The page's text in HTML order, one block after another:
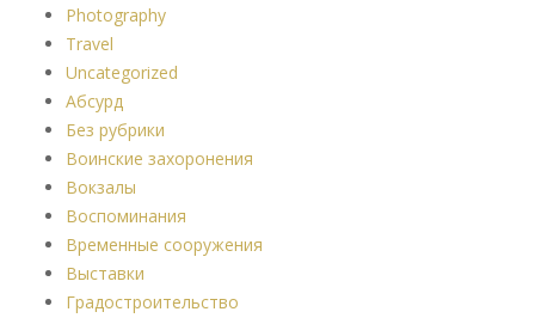
Photography
Travel
Uncategorized
Абсурд
Без рубрики
Воинские захоронения
Вокзалы
Воспоминания
Временные сооружения
Выставки
Градостроительство